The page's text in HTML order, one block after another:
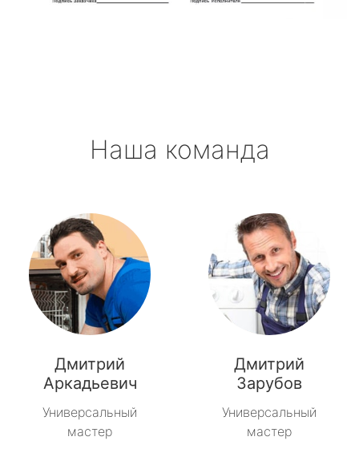
Наша команда
Дмитрий
Аркадьевич
Универсальный
мастер
Дмитрий
Зарубов
Универсальный
мастер